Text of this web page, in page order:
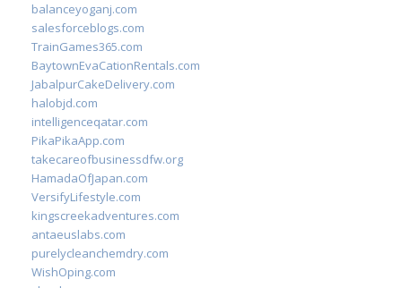
balanceyoganj.com
salesforceblogs.com
TrainGames365.com
BaytownEvaCationRentals.com
JabalpurCakeDelivery.com
halobjd.com
intelligenceqatar.com
PikaPikaApp.com
takecareofbusinessdfw.org
HamadaOfJapan.com
VersifyLifestyle.com
kingscreekadventures.com
antaeuslabs.com
purelycleanchemdry.com
WishOping.com